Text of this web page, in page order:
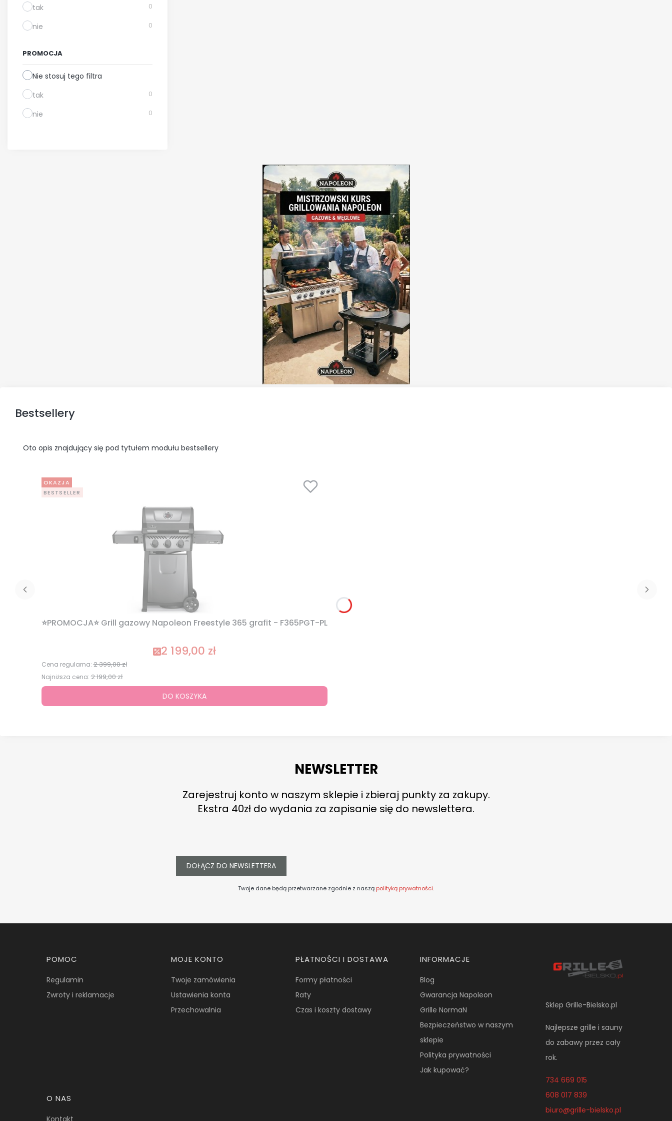
tak
0
nie 0
PROMOCJA
Nie stosuj tego filtra
tak
0
nie 0
Bestsellery
Oto opis znajdujący się pod tytułem modułu bestsellery
OKAZJA
BESTSELLER
⭐PROMOCJA⭐ Grill gazowy Napoleon Freestyle 365 grafit - F365PGT-PL
Cena promocyjna
2 199,00 zł
Cena regularna: 2 399,00 zł
Najniższa cena: 2 199,00 zł
DO KOSZYKA
NEWSLETTER
Zarejestruj konto w naszym sklepie i zbieraj punkty za zakupy.
Ekstra 40zł do wydania za zapisanie się do newslettera.
DOŁĄCZ DO NEWSLETTERA
Twoje dane będą przetwarzane zgodnie z naszą polityką prywatności.
Linki w stopce
POMOC
Regulamin
Zwroty i reklamacje
MOJE KONTO
Twoje zamówienia
Ustawienia konta
Przechowalnia
PŁATNOŚCI I DOSTAWA
Formy płatności
Raty
Czas i koszty dostawy
INFORMACJE
Blog
Gwarancja Napoleon
Grille NormaN
Bezpieczeństwo w naszym
sklepie
Polityka prywatności
Jak kupować?
O NAS
Kontakt
Sklep Grille-Bielsko.pl
Najlepsze grille i sauny
do zabawy przez cały
rok.
734 669 015
608 017 839
biuro@grille-bielsko.pl